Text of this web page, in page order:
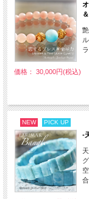
価格： 30,000円(税込)
NEW PICK UP
-